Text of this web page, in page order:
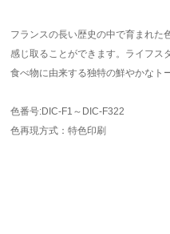
フランスの長い歴史の中で育まれた
感じ取ることができます。ライフス
食べ物に由来する独特の鮮やかなト
色番号:DIC-F1～DIC-F322
色再現方式：特色印刷